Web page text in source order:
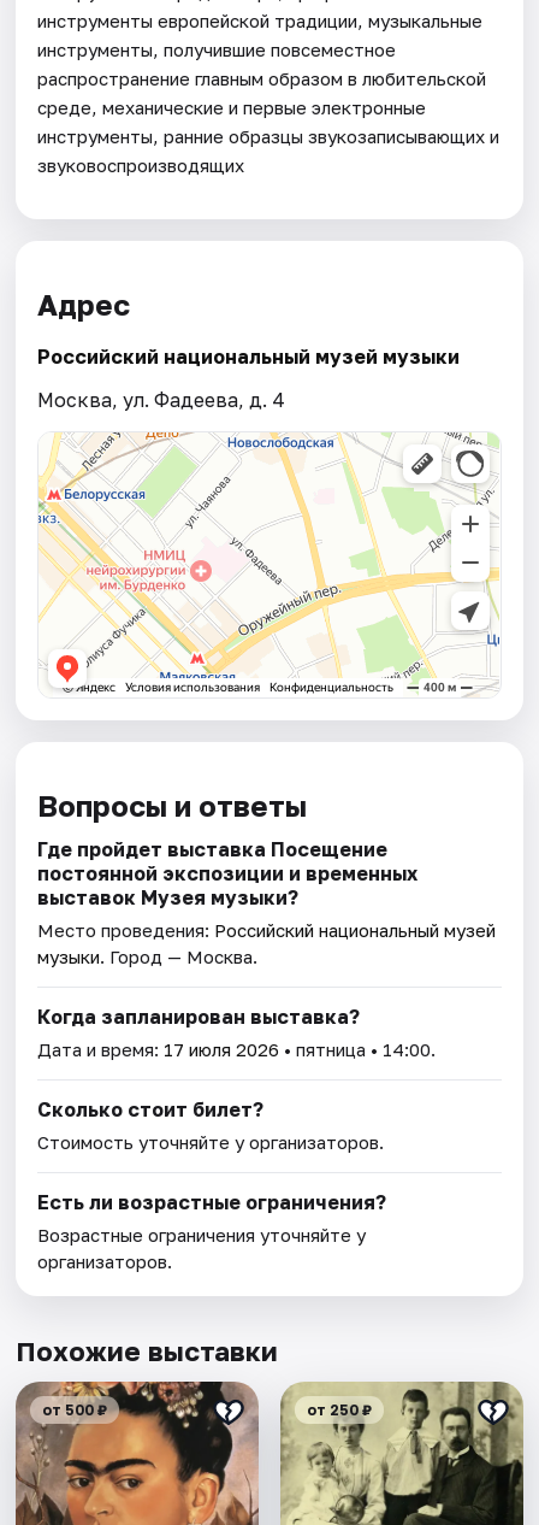
инструменты европейской традиции, музыкальные
инструменты, получившие повсеместное
распространение главным образом в любительской
среде, механические и первые электронные
инструменты, ранние образцы звукозаписывающих и
звуковоспроизводящих
Адрес
Российский национальный музей музыки
Москва, ул. Фадеева, д. 4
Вопросы и ответы
Где пройдет выставка Посещение
постоянной экспозиции и временных
выставок Музея музыки?
Место проведения: Российский национальный музей
музыки. Город — Москва.
Когда запланирован выставка?
Дата и время: 17 июля 2026 • пятница • 14:00.
Сколько стоит билет?
Стоимость уточняйте у организаторов.
Есть ли возрастные ограничения?
Возрастные ограничения уточняйте у
организаторов.
Похожие выставки
от 500 ₽ от 250 ₽